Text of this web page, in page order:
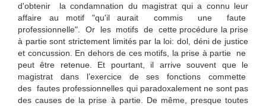
d'obtenir la condamnation du magistrat qui a connu leur
affaire au motif "qu'il aurait commis une faute
professionnelle". Or les motifs de cette procédure la prise
à partie sont strictement limités par la loi: dol, déni de justice
et concussion. En dehors de ces motifs, la prise à partie ne
peut être retenue. Et pourtant, il arrive souvent que le
magistrat dans l’exercice de ses fonctions commette
des fautes professionnelles qui paradoxalement ne sont pas
des causes de la prise à partie. De même, presque toutes